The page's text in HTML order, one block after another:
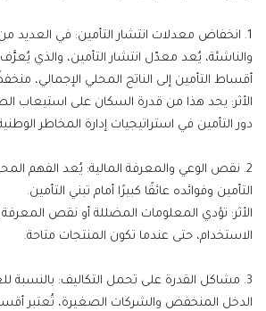
1. انخفاض معدلات انتشار التأمين: في العديد من
والناشئة، يُعد معدّل انتشار التأمين، والذي
أقساط التأمين إلى الناتج المحلي الإجمالي،
الأثر: يحد هذا من قدرة السكان على استيعاب
دور التأمين في استراتيجيات إدارة المخاطر
2. نقص الوعي والمعرفة المالية: يُعد الفهم
التأمين وفوائده عائقًا كبيرًا أمام تبني التأمين.
الأثر: تؤدي المعلومات المضللة أو نقص المعرفة
الاستخدام، حتى عندما تكون المنتجات متاحة.
3. مشاكل القدرة على تحمل التكاليف: بالنسبة
الدخل المنخفض والشركات الصغيرة، تُعتبر